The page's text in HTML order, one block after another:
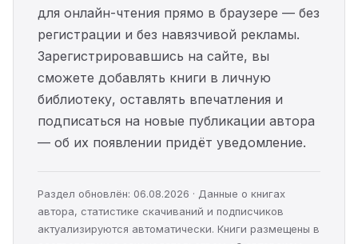
для онлайн-чтения прямо в браузере — без
регистрации и без навязчивой рекламы.
Зарегистрировавшись на сайте, вы
сможете добавлять книги в личную
библиотеку, оставлять впечатления и
подписаться на новые публикации автора
— об их появлении придёт уведомление.
Раздел обновлён: 06.08.2026 · Данные о книгах
автора, статистике скачиваний и подписчиков
актуализируются автоматически. Книги размещены в